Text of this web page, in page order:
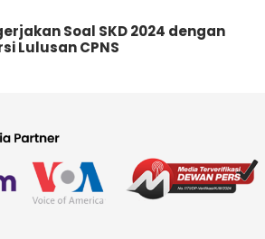
Soal SKD 2024 dengan
Lulusan CPNS